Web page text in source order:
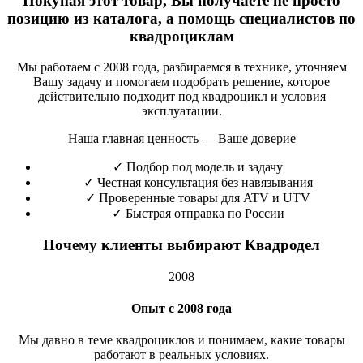
позицию из каталога, а помощь специалистов по
квадроциклам
Мы работаем с 2008 года, разбираемся в технике, уточняем
Вашу задачу и помогаем подобрать решение, которое
действительно подходит под квадроцикл и условия
эксплуатации.
Наша главная ценность — Ваше доверие
✓ Подбор под модель и задачу
✓ Честная консультация без навязывания
✓ Проверенные товары для ATV и UTV
✓ Быстрая отправка по России
Почему клиенты выбирают Квадродел
2008
Опыт с 2008 года
Мы давно в теме квадроциклов и понимаем, какие товары
работают в реальных условиях.